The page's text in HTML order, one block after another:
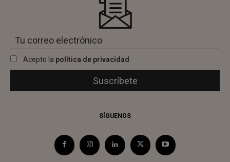
Acepto la política de privacidad
SÍGUENOS